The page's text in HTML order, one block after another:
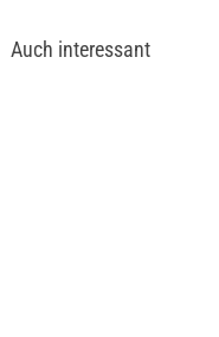
Auch interessant